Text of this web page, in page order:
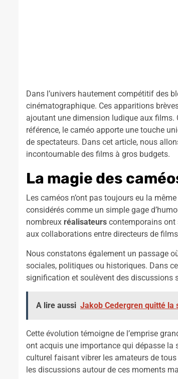
Dans l’univers hautement compétitif des
cinématographique. Ces apparitions
ajoutant une dimension ludique aux films.
référence, le caméo apporte une touche
de spectateurs. Dans cet article, nous
incontournable des films à gros budgets.
La magie des
Les caméos n’ont pas toujours eu la
considérés comme un simple gage
nombreux réalisateurs contemporains ont
aux collaborations entre directeurs de
Nous constatons également un passage
sociales, politiques ou historiques. Dans
signification et soulèvent des discussions
A lire aussi Jakob Cedergren quitté la
Cette évolution témoigne de l’emprise
ont acquis une importance qui dépasse la
culturel faisant vibrer les amateurs de
les discussions autour de ces moments